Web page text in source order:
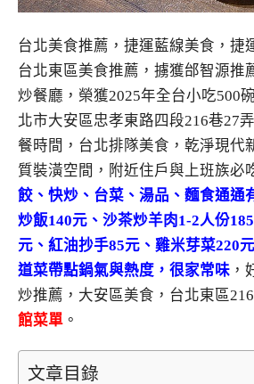
台北美食推薦，捷運藍線美食，捷
台北東區美食推薦，擄獲邰智源推
炒餐廳，榮獲2025年全台小吃500碗
北市大安區忠孝東路四段216巷27
餐時間，台北排隊美食，乾淨現代
質裝潢空間，附近住戶與上班族必
餃、快炒、台菜、湯品、麵食通通
炒飯140元、沙茶炒羊肉1-2人份
元、紅油抄手85元、雞米芽菜220
道菜帶點鍋氣與熱度，很家常味 ，
炒推薦，大安區美食，台北東區
館菜單 。
文章目錄